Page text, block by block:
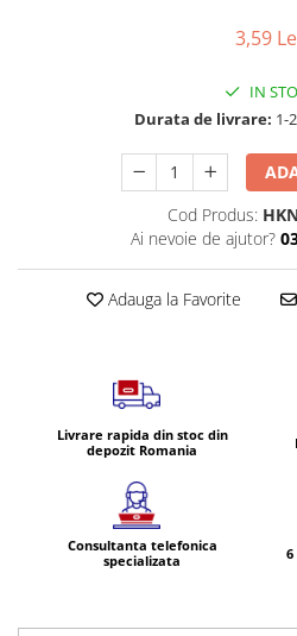
Scania R S G P Next Generation
Volvo Aero
Volvo FH 2 Euro 4
Volvo Model FM
Lumini, Becuri, Proiectoare
Accesorii iluminare LED camioane
Bare LED (LED Bar) off-road, auto
Becuri auto
Becuri Led Auto
3,59
IN
Durata de livrare: 1-
Cod Produs:
Ai nevoie de ajutor?
Adauga la Favorite
Livrare rapida din stoc din
depozit Romania
Consultanta telefonica
specializata